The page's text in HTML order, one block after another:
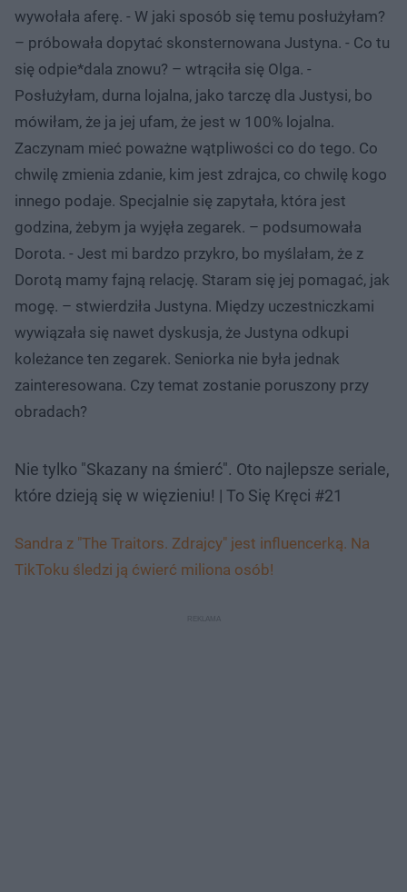
wywołała aferę. - W jaki sposób się temu posłużyłam?
– próbowała dopytać skonsternowana Justyna. - Co tu
się odpie*dala znowu? – wtrąciła się Olga. -
Posłużyłam, durna lojalna, jako tarczę dla Justysi, bo
mówiłam, że ja jej ufam, że jest w 100% lojalna.
Zaczynam mieć poważne wątpliwości co do tego. Co
chwilę zmienia zdanie, kim jest zdrajca, co chwilę kogo
innego podaje. Specjalnie się zapytała, która jest
godzina, żebym ja wyjęła zegarek. – podsumowała
Dorota. - Jest mi bardzo przykro, bo myślałam, że z
Dorotą mamy fajną relację. Staram się jej pomagać, jak
mogę. – stwierdziła Justyna. Między uczestniczkami
wywiązała się nawet dyskusja, że Justyna odkupi
koleżance ten zegarek. Seniorka nie była jednak
zainteresowana. Czy temat zostanie poruszony przy
obradach?
Nie tylko "Skazany na śmierć". Oto najlepsze seriale,
które dzieją się w więzieniu! | To Się Kręci #21
Sandra z "The Traitors. Zdrajcy" jest influencerką. Na
TikToku śledzi ją ćwierć miliona osób!